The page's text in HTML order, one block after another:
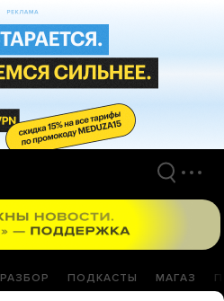
РАЗБОР ПОДКАСТЫ МАГАЗ